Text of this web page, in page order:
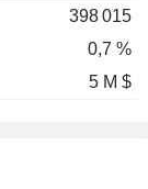
398 015
0,7 %
5 M $